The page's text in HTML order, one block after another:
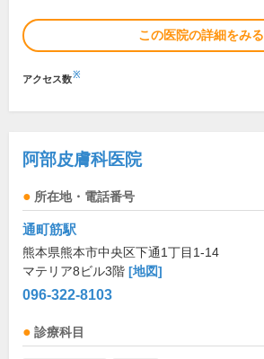
この医院の詳細をみる
アクセス数※
阿部皮膚科医院
所在地・電話番号
通町筋駅
熊本県熊本市中央区下通1丁目1-14
マテリア8ビル3階 [地図]
096-322-8103
診療科目